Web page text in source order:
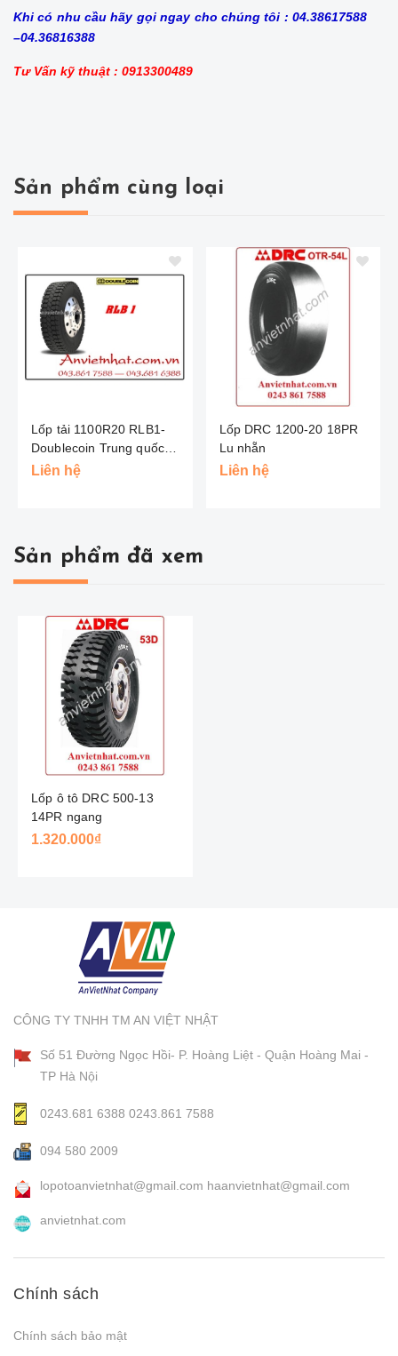
Khi có nhu cầu hãy gọi ngay cho chúng tôi : 04.38617588
–04.36816388
Tư Vấn kỹ thuật : 0913300489
Sản phẩm cùng loại
Lốp tải 1100R20 RLB1-
Doublecoin Trung quốc
(Hai Đồng Tiền )
Liên hệ
Lốp DRC 1200-20 18PR
Lu nhẵn
Liên hệ
Sản phẩm đã xem
Lốp ô tô DRC 500-13
14PR ngang
1.320.000₫
CÔNG TY TNHH TM AN VIỆT NHẬT
Số 51 Đường Ngọc Hồi- P. Hoàng Liệt - Quận Hoàng Mai -
TP Hà Nội
0243.681 6388 0243.861 7588
094 580 2009
lopotoanvietnhat@gmail.com haanvietnhat@gmail.com
anvietnhat.com
Chính sách
Chính sách bảo mật